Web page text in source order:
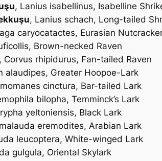
, Lanius isabellinus, Isabelline
, Lanius schach, Long-tailed
caryocatactes, Eurasian
, Brown-necked Raven
, Corvus rhipidurus, Fan-tailed Raven
alaudipes, Greater Hoopoe-Lark
cinctura, Bar-tailed Lark
bilopha, Temminck’s Lark
yeltoniensis, Black Lark
eremodites, Arabian Lark
leucoptera, White-winged Lark
gulgula, Oriental Skylark